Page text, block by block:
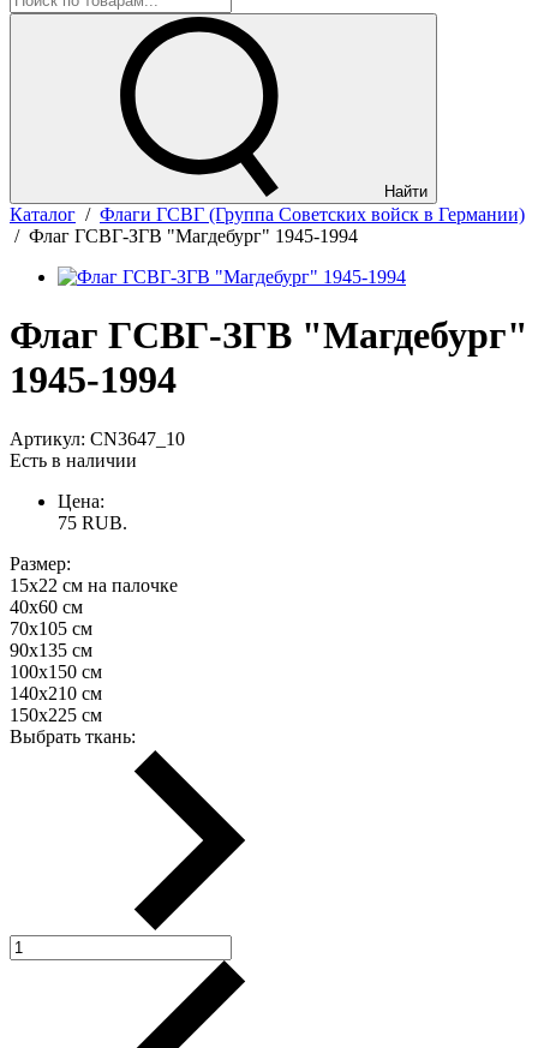
Найти
Каталог / Флаги ГСВГ (Группа Советских войск в Германии)
/ Флаг ГСВГ-ЗГВ "Магдебург" 1945-1994
Флаг ГСВГ-ЗГВ "Магдебург"
1945-1994
Артикул: CN3647_10
Есть в наличии
Цена:
75 RUB.
Размер:
15х22 см на палочке
40х60 см
70х105 см
90х135 см
100х150 см
140х210 см
150х225 см
Выбрать ткань: